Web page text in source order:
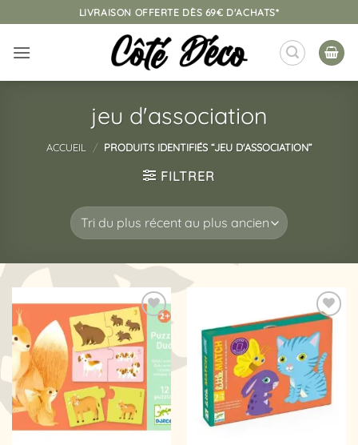
au
contenu
LIVRAISON OFFERTE DÈS 69€ D'ACHATS*
jeu d'association
ACCUEIL / PRODUITS IDENTIFIÉS “JEU D'ASSOCIATION”
FILTRER
Ajouter
à la
liste
d’envies
Ajouter
à la
liste
d’envies